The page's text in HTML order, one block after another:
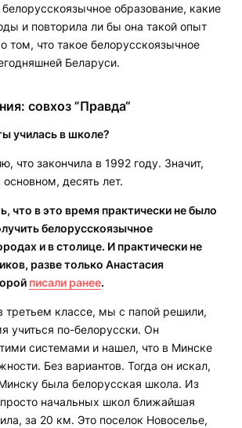
образование, какие
и повторила ли бы она такой опыт
том, что такое белорусскоязычное
Беларуси.
совхоз ”Правда“
училась в школе?
что закончила в 1992 году. Значит,
десять лет.
что в это время практически не было
белорусскоязычное
и в столице. И практически не
разве только Анастасия
писали ранее.
третьем классе, мы с папой решили,
учиться по-белорусски. Он
системами и нашел, что в Минске
Без вариантов. Тогда он искал,
была белорусская школа. Из
начальных школ ближайшая
за 20 км. Это поселок Новоселье,